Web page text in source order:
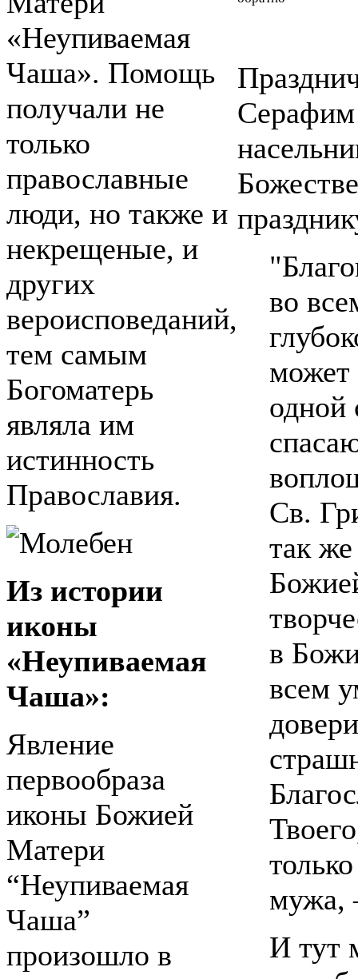
«Неупиваемая
Чаша». Помощь
получали не
только
православные
люди, но также и
некрещеные, и
других
вероисповеданий,
тем самым
Богоматерь
являла им
истинность
Православия.
Из истории
иконы
«Неупиваемая
Чаша»:
Явление
первообраза
иконы Божией
Матери
“Неупиваемая
Чаша”
произошло в
Серафим
во
одной
Св.
так же
в
всем
мужа,
И тут